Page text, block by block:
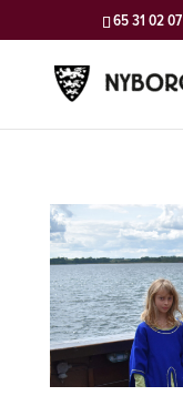
65 31 02 07